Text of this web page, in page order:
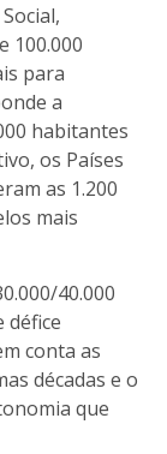
100.000
para
a
habitantes
os Países
as 1.200
mais
40.000
défice
conta as
décadas e o
que